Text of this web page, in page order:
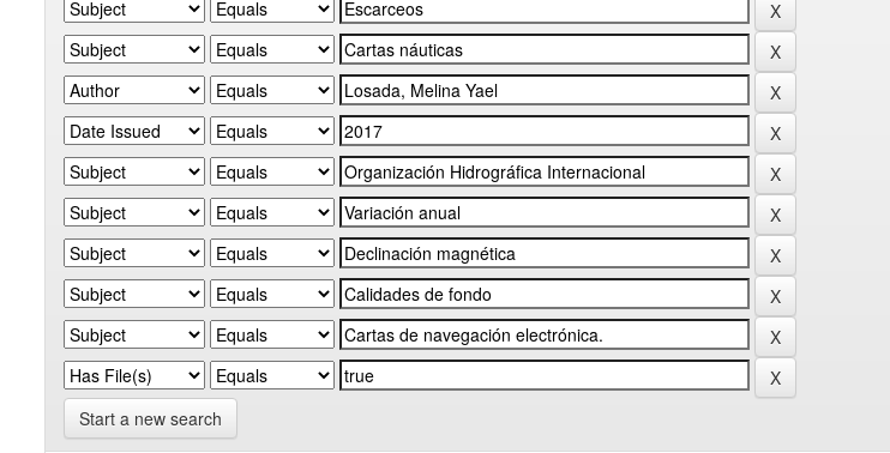
Start a new search